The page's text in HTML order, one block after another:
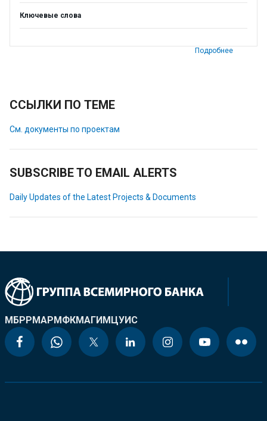
Ключевые слова
Подробнее
ССЫЛКИ ПО ТЕМЕ
См. документы по проектам
SUBSCRIBE TO EMAIL ALERTS
Daily Updates of the Latest Projects & Documents
МБРРМАРМФКМАГИМЦУИС